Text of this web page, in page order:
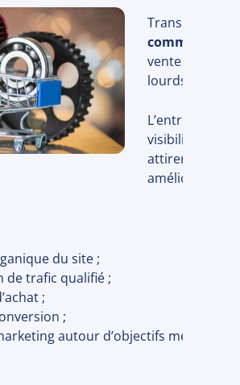
Transport
commerce B2B
vente de
lourds.
L’entreprise
visibilité sur
attirer
améliorer les
du site ;
de trafic qualifié ;
;
;
autour d’objectifs mesurables.